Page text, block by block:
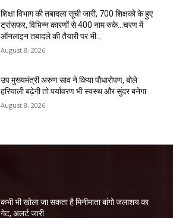
शिक्षा विभाग की तबादला सूची जारी, 700 शिक्षको के हुए
ट्रांसफर, विभिन्न कारणों से 400 नाम रुके…चरण में
ऑनलाइन तबादले की तैयारी पर भी...
August 8, 2026
उप मुख्यमंत्री अरुण साव ने किया पौधारोपण, बोले
हरियाली बढ़ेगी तो पर्यावरण भी स्वस्थ और सुंदर बनेगा
August 8, 2026
कभी भी खोला जा सकता है मिनीमाता बांगो जलाशय का
गेट, अलर्ट जारी